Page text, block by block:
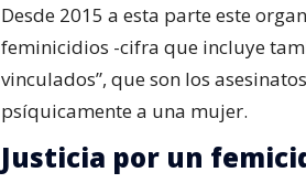
Desde 2015 a esta parte este
feminicidios -cifra que incluye
vinculados”, que son los
psíquicamente a una mujer.
Justicia por un